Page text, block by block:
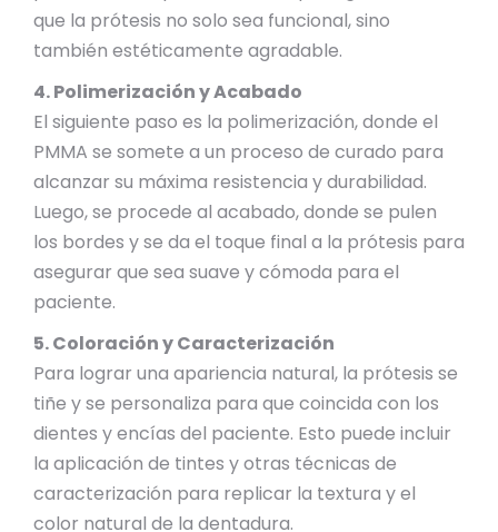
que la prótesis no solo sea funcional, sino
también estéticamente agradable.
4. Polimerización y Acabado
El siguiente paso es la polimerización, donde el
PMMA se somete a un proceso de curado para
alcanzar su máxima resistencia y durabilidad.
Luego, se procede al acabado, donde se pulen
los bordes y se da el toque final a la prótesis para
asegurar que sea suave y cómoda para el
paciente.
5. Coloración y Caracterización
Para lograr una apariencia natural, la prótesis se
tiñe y se personaliza para que coincida con los
dientes y encías del paciente. Esto puede incluir
la aplicación de tintes y otras técnicas de
caracterización para replicar la textura y el
color natural de la dentadura.